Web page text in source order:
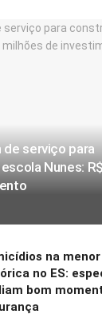
serviço para
Nunes:
na
no ES:
bom